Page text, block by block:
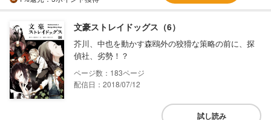
文豪ストレイドッグス（6）
芥川、中也を動かす森鴎外の狡猾な策略の前に、探
偵社、劣勢！？
183
配信日：2018/07/12
試し読み